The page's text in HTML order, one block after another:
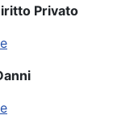
Privato